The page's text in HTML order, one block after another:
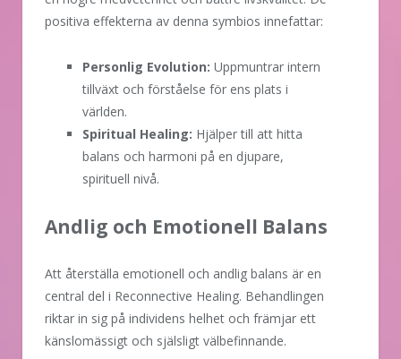
positiva effekterna av denna symbios innefattar:
Personlig Evolution: Uppmuntrar intern
tillväxt och förståelse för ens plats i
världen.
Spiritual Healing: Hjälper till att hitta
balans och harmoni på en djupare,
spirituell nivå.
Andlig och Emotionell Balans
Att återställa emotionell och andlig balans är en
central del i Reconnective Healing. Behandlingen
riktar in sig på individens helhet och främjar ett
känslomässigt och själsligt välbefinnande.